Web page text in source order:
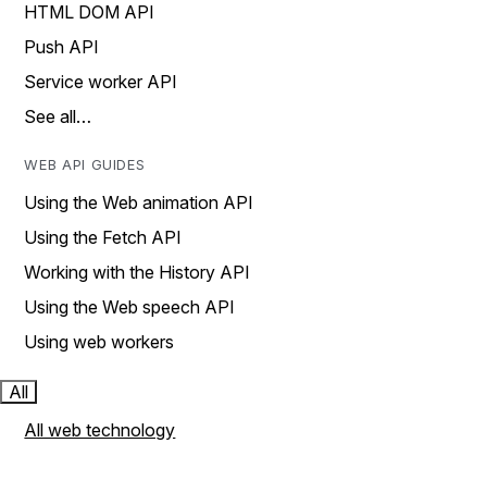
HTML DOM API
Push API
Service worker API
See all…
WEB API GUIDES
Using the Web animation API
Using the Fetch API
Working with the History API
Using the Web speech API
Using web workers
All
All web technology